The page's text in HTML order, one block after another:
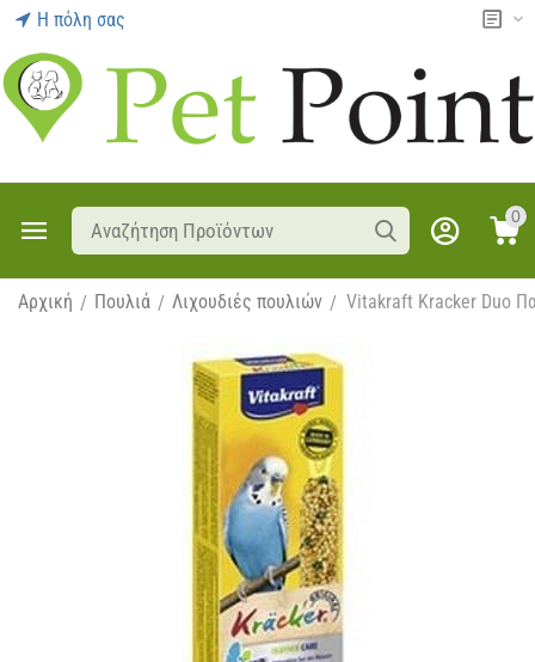
Η πόλη σας
0
Αρχική / Πουλιά / Λιχουδιές πουλιών / Vitakraft Kracker Duo